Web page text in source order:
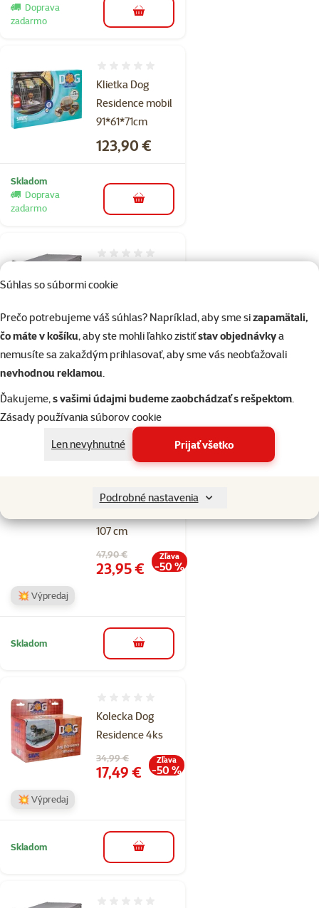
Súhlas so súbormi cookie
Prečo potrebujeme váš súhlas? Napríklad, aby sme sizapamätali,
čo máte v košíku, aby ste mohli ľahko zistiťstav objednávkya
nemusíte sa zakaždým prihlasovať, aby sme vás neobťažovali
nevhodnou reklamou.
Ďakujeme,s vašimi údajmi budeme zaobchádzať s rešpektom.
Zásady používania súborov cookie
Len nevyhnutné
Prijať všetko
Podrobné nastavenia
Doprava
zadarmo
do košíka
Klietka Dog
Residence mobil
91*61*71cm
Cena
123,90 €
Skladom
Doprava
zadarmo
do košíka
Dog Residence
Hodnotenie 0%
Pôvodná cena
22,99 €
Cena
11,49 €
Zľava
-50 %
💥 Výpredaj
Skladom do košíka
Prehoz SAVIC
107 cm
Pôvodná cena
47,90 €
Cena
23,95 €
Zľava
-50 %
💥 Výpredaj
Skladom do košíka
Kolecka Dog
Residence 4ks
Pôvodná cena
34,99 €
Cena
17,49 €
Zľava
-50 %
💥 Výpredaj
Skladom do košíka